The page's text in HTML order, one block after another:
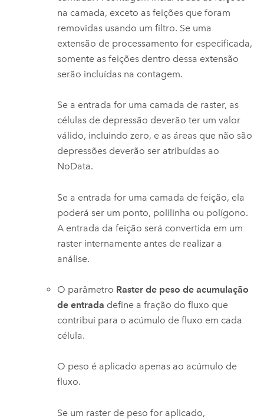
na camada, exceto as feições que foram
removidas usando um filtro. Se uma
extensão de processamento for especificada,
somente as feições dentro dessa extensão
serão incluídas na contagem.
Se a entrada for uma camada de raster, as
células de depressão deverão ter um valor
válido, incluindo zero, e as áreas que não são
depressões deverão ser atribuídas ao
NoData.
Se a entrada for uma camada de feição, ela
poderá ser um ponto, polilinha ou polígono.
A entrada da feição será convertida em um
raster internamente antes de realizar a
análise.
O parâmetro Raster de peso de acumulação
de entrada define a fração do fluxo que
contribui para o acúmulo de fluxo em cada
célula.
O peso é aplicado apenas ao acúmulo de
fluxo.
Se um raster de peso for aplicado,